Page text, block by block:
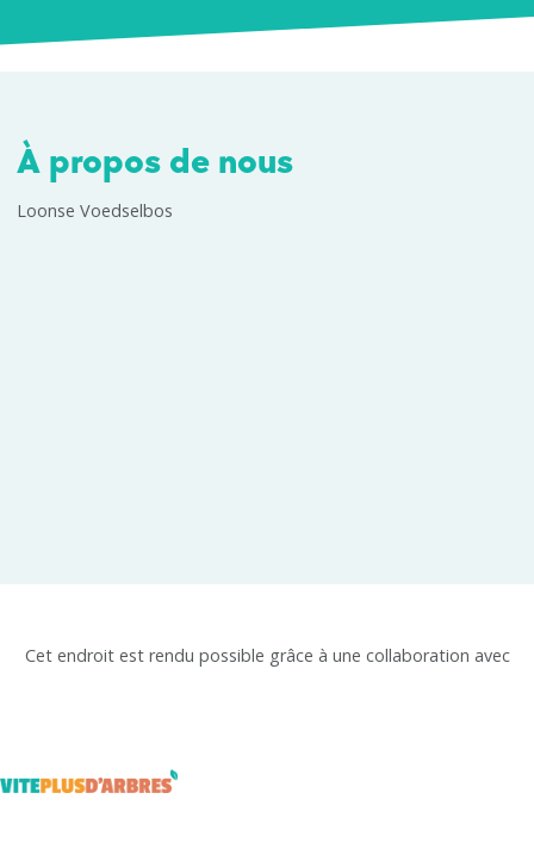
À propos de nous
Loonse Voedselbos
Cet endroit est rendu possible grâce à une collaboration avec